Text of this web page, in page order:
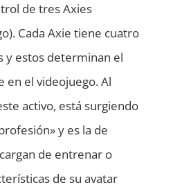
de tres Axies
Cada Axie tiene cuatro
y estos determinan el
en el videojuego. Al
activo, está surgiendo
y es la de
de entrenar o
de su avatar